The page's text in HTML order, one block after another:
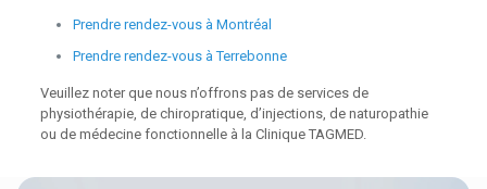
Prendre rendez-vous à Montréal
Prendre rendez-vous à Terrebonne
Veuillez noter que nous n’offrons pas de services de
physiothérapie, de chiropratique, d’injections, de naturopathie
ou de médecine fonctionnelle à la Clinique TAGMED.